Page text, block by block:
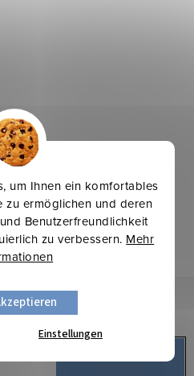
um Ihnen ein komfortables
zu ermöglichen und deren
Benutzerfreundlichkeit
zu verbessern. Mehr
Einstellungen
Buda
abonnieren